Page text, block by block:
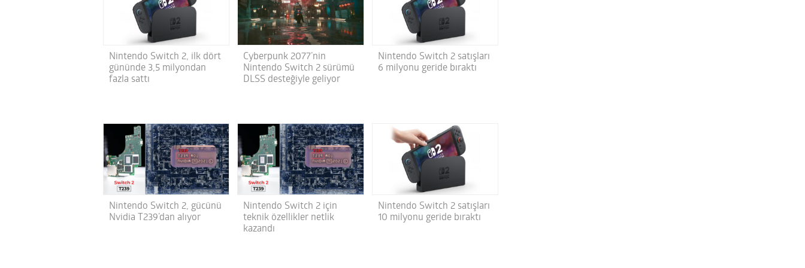
Nintendo Switch 2, ilk dört
gününde 3,5 milyondan
fazla sattı
Cyberpunk 2077’nin
Nintendo Switch 2 sürümü
DLSS desteğiyle geliyor
Nintendo Switch 2 satışları
6 milyonu geride bıraktı
Nintendo Switch 2, gücünü
Nvidia T239’dan alıyor
Nintendo Switch 2 için
teknik özellikler netlik
kazandı
Nintendo Switch 2 satışları
10 milyonu geride bıraktı